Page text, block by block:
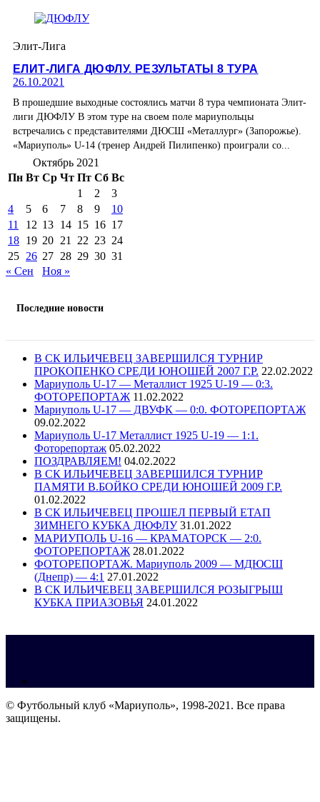
Элит-Лига
ЕЛИТ-ЛИГА ДЮФЛУ. РЕЗУЛЬТАТЫ 8 ТУРА
26.10.2021
В прошедшие выходные состоялись матчи 8 тура чемпионата Элит-
лиги ДЮФЛУ В этом туре на своем поле мариупольцы
встречались с представителями ДЮСШ «Металлург» (Запорожье).
«Мариуполь» U-14 (тренер Андрей Пилипенко) проиграли со...
Октябрь 2021
Пн Вт Ср Чт Пт Сб Вс
1
2
3
4
5 6 7 8 9
10
11
12 13 14 15 16 17
18 19 20 21 22 23 24
25 26 27 28 29 30 31
« Сен
Ноя »
Последние новости
В СК ИЛЬИЧЕВЕЦ ЗАВЕРШИЛСЯ ТУРНИР
ПРОКОПЕНКО СРЕДИ ЮНОШЕЙ 2007 Г.Р. 22.02.2022
Мариуполь U-17 — Металлист 1925 U-19 — 0:3.
ФОТОРЕПОРТАЖ 11.02.2022
Мариуполь U-17 — ДВУФК — 0:0. ФОТОРЕПОРТАЖ
09.02.2022
Мариуполь U-17 Металлист 1925 U-19 — 1:1.
Фоторепортаж 05.02.2022
ПОЗДРАВЛЯЕМ! 04.02.2022
В СК ИЛЬИЧЕВЕЦ ЗАВЕРШИЛСЯ ТУРНИР
ПАМЯТИ В.БОЙКО СРЕДИ ЮНОШЕЙ 2009 Г.Р.
01.02.2022
В СК ИЛЬИЧЕВЕЦ ПРОШЕЛ ПЕРВЫЙ ЕТАП
ЗИМНЕГО КУБКА ДЮФЛУ 31.01.2022
МАРИУПОЛЬ U-16 — КРАМАТОРСК — 2:0.
ФОТОРЕПОРТАЖ 28.01.2022
ФОТОРЕПОРТАЖ. Мариуполь 2009 — МДЮСШ
(Днепр) — 4:1 27.01.2022
В СК ИЛЬИЧЕВЕЦ ЗАВЕРШИЛСЯ РОЗЫГРЫШ
КУБКА ПРИАЗОВЬЯ 24.01.2022
© Футбольный клуб «Мариуполь», 1998-2021. Все права
защищены.